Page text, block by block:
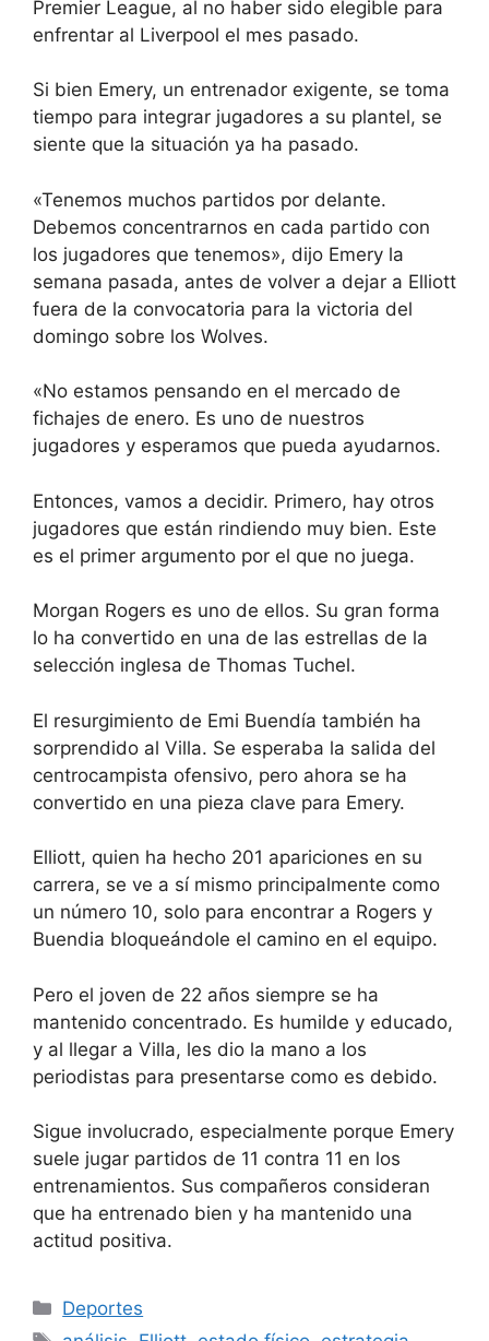
Premier League, al no haber sido elegible para
enfrentar al Liverpool el mes pasado.
Si bien Emery, un entrenador exigente, se toma
tiempo para integrar jugadores a su plantel, se
siente que la situación ya ha pasado.
«Tenemos muchos partidos por delante.
Debemos concentrarnos en cada partido con
los jugadores que tenemos», dijo Emery la
semana pasada, antes de volver a dejar a Elliott
fuera de la convocatoria para la victoria del
domingo sobre los Wolves.
«No estamos pensando en el mercado de
fichajes de enero. Es uno de nuestros
jugadores y esperamos que pueda ayudarnos.
Entonces, vamos a decidir. Primero, hay otros
jugadores que están rindiendo muy bien. Este
es el primer argumento por el que no juega.
Morgan Rogers es uno de ellos. Su gran forma
lo ha convertido en una de las estrellas de la
selección inglesa de Thomas Tuchel.
El resurgimiento de Emi Buendía también ha
sorprendido al Villa. Se esperaba la salida del
centrocampista ofensivo, pero ahora se ha
convertido en una pieza clave para Emery.
Elliott, quien ha hecho 201 apariciones en su
carrera, se ve a sí mismo principalmente como
un número 10, solo para encontrar a Rogers y
Buendia bloqueándole el camino en el equipo.
Pero el joven de 22 años siempre se ha
mantenido concentrado. Es humilde y educado,
y al llegar a Villa, les dio la mano a los
periodistas para presentarse como es debido.
Sigue involucrado, especialmente porque Emery
suele jugar partidos de 11 contra 11 en los
entrenamientos. Sus compañeros consideran
que ha entrenado bien y ha mantenido una
actitud positiva.
Categorías
Deportes